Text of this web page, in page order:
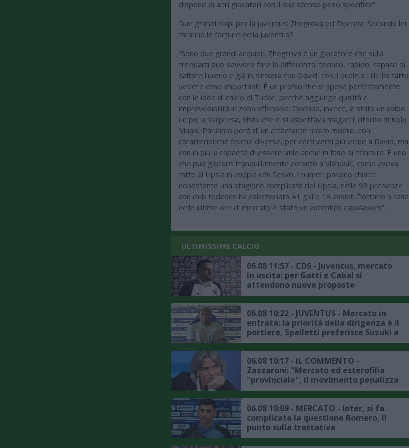
dispone di altri giocatori con il suo stesso peso specifico”.
Due grandi colpi per la Juventus: Zhegrova ed Openda. Secondo lei
faranno le fortune della Juventus?
“Sono due grandi acquisti. Zhegrova è un giocatore che sulla
trequarti può davvero fare la differenza: tecnico, rapido, capace di
saltare l’uomo e già in sintonia con David, con il quale a Lille ha fatto
vedere cose importanti. È un profilo che si sposa perfettamente
con le idee di calcio di Tudor, perché aggiunge qualità e
imprevedibilità in zona offensiva. Openda, invece, è stato un colpo
un po’ a sorpresa, visto che ci si aspettava magari il ritorno di Kolo
Muani. Parliamo però di un attaccante molto mobile, con
caratteristiche fisiche diverse, per certi versi più vicine a David, ma
con in più la capacità di essere utile anche in fase di rifinitura. È uno
che può giocare tranquillamente accanto a Vlahovic, come aveva
fatto al Lipsia in coppia con Sesko. I numeri parlano chiaro:
nonostante una stagione complicata del Lipsia, nelle 93 presenze
con club tedesco ha collezionato 41 gol e 18 assist. Portarlo a casa
nelle ultime ore di mercato è stato un autentico capolavoro”.
ULTIMISSIME CALCIO
06.08 11:57 - CDS - Juventus, mercato
in uscita: per Gatti e Cabal si
attendono nuove proposte
06.08 10:22 - JUVENTUS - Mercato in
entrata: la priorità della dirigenza è il
portiere, Spalletti preferisce Suzuki a
Vicario
06.08 10:17 - IL COMMENTO -
Zazzaroni: "Mercato ed esterofilia
"provinciale", il movimento penalizza
chi ha il passaporto della Repubblica
italiana"
06.08 10:09 - MERCATO - Inter, si fa
complicata la questione Romero, il
punto sulla trattativa